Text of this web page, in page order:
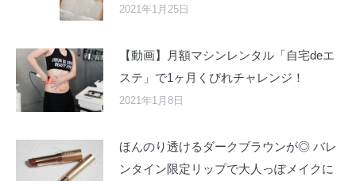
2021年1月25日
【動画】月額マシンレンタル「自宅deエ
ステ」で1ヶ月くびれチャレンジ！
2021年1月8日
ほんのり透けるダークブラウンが◎ バレ
ンタイン限定リップで大人っぽメイクに